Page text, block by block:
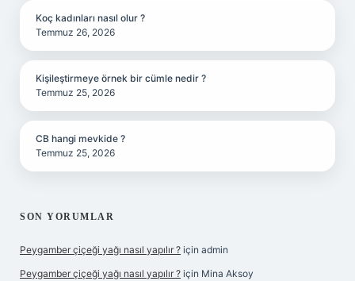
Koç kadınları nasıl olur ?
Temmuz 26, 2026
Kişileştirmeye örnek bir cümle nedir ?
Temmuz 25, 2026
CB hangi mevkide ?
Temmuz 25, 2026
SON YORUMLAR
Peygamber çiçeği yağı nasıl yapılır ? için admin
Peygamber çiçeği yağı nasıl yapılır ? için Mina Aksoy